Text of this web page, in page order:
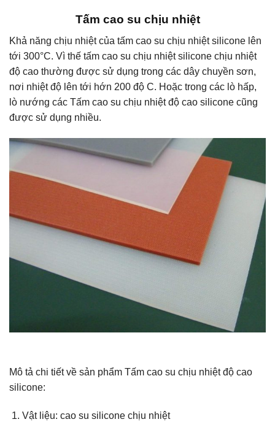
Tấm cao su chịu nhiệt
Khả năng chịu nhiệt của tấm cao su chịu nhiệt silicone lên
tới 300°C. Vì thế tấm cao su chịu nhiệt silicone chịu nhiệt
độ cao thường được sử dụng trong các dây chuyền sơn,
nơi nhiệt độ lên tới hớn 200 độ C. Hoặc trong các lò hấp,
lò nướng các Tấm cao su chịu nhiệt độ cao silicone cũng
được sử dụng nhiều.
Mô tả chi tiết về sản phẩm Tấm cao su chịu nhiệt độ cao
silicone:
Vật liệu: cao su silicone chịu nhiệt